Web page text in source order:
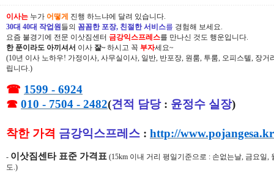
이사는 누가 어떻게 진행 하느냐에 달려 있습니다.
30대 40대 작업원들의 꼼꼼한 포장, 친절한 서비스를 경험해 보세요.
요즘 불경기에 전문 이삿짐센터 금강익스프레스를 만나신 것도 행운입니다.
한 푼이라도 아끼셔서 이사 잘~ 하시고 꼭 부자세요~
(10년 이사 노하우! 가정이사, 사무실이사, 일반, 반포장, 원룸, 투룸, 오피스텔, 장
립니다.)
☎ 1599 - 6924
☎ 010 - 7504 - 2482(견적 담당 : 윤정수 실장)
착한 가격 금강익스프레스 : http://
- 이삿짐센타 표준 가격표 (15km 이내 거리 평일기준으로 : 손없는날, 금요일
도.)